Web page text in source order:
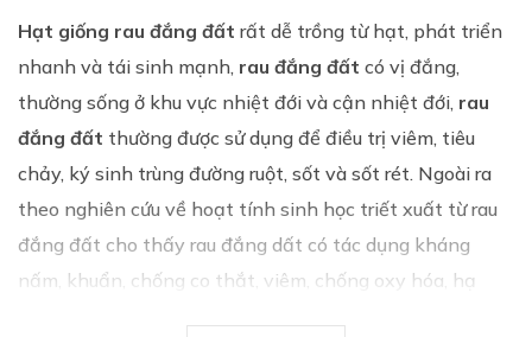
Hạt giống rau đắng đất rất dễ trồng từ hạt, phát triển
nhanh và tái sinh mạnh, rau đắng đất có vị đắng,
thường sống ở khu vực nhiệt đới và cận nhiệt đới, rau
đắng đất thường được sử dụng để điều trị viêm, tiêu
chảy, ký sinh trùng đường ruột, sốt và sốt rét. Ngoài ra
theo nghiên cứu về hoạt tính sinh học triết xuất từ rau
đắng đất cho thấy rau đắng dất có tác dụng kháng
nấm, khuẩn, chống co thắt, viêm, chống oxy hóa, hạ